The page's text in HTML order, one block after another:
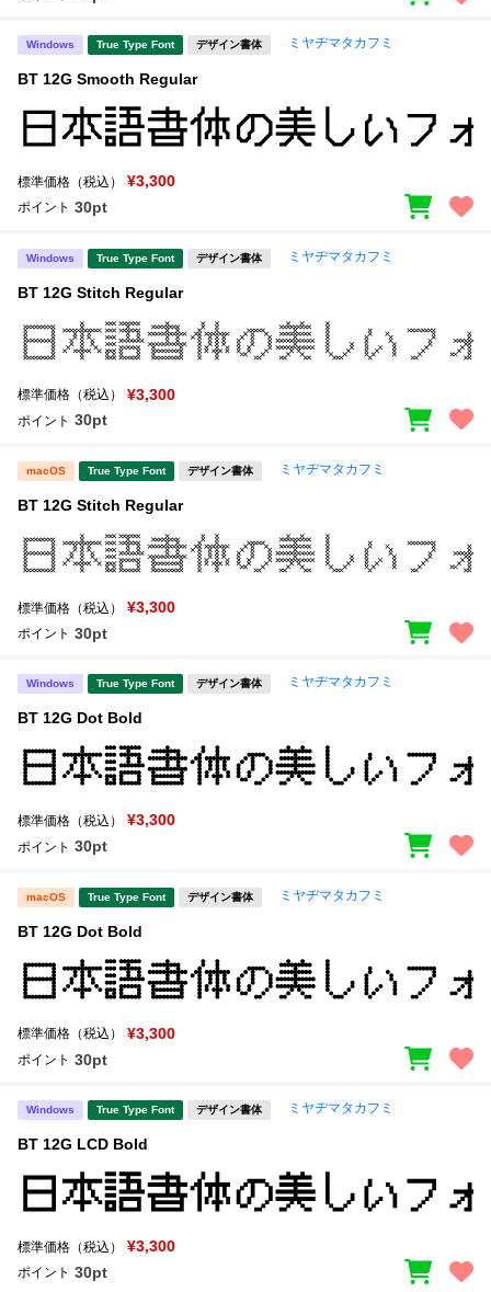
Windows True Type Font デザイン書体 ミヤヂマタカフミ
BT 12G Smooth Regular
標準価格（税込） ¥3,300
ポイント 30pt
Windows True Type Font デザイン書体 ミヤヂマタカフミ
BT 12G Stitch Regular
標準価格（税込） ¥3,300
ポイント 30pt
macOS True Type Font デザイン書体 ミヤヂマタカフミ
BT 12G Stitch Regular
標準価格（税込） ¥3,300
ポイント 30pt
Windows True Type Font デザイン書体 ミヤヂマタカフミ
BT 12G Dot Bold
標準価格（税込） ¥3,300
ポイント 30pt
macOS True Type Font デザイン書体 ミヤヂマタカフミ
BT 12G Dot Bold
標準価格（税込） ¥3,300
ポイント 30pt
Windows True Type Font デザイン書体 ミヤヂマタカフミ
BT 12G LCD Bold
標準価格（税込） ¥3,300
ポイント 30pt